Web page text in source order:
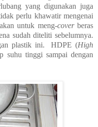
yang digunakan juga
perlu khawatir mengenai
untuk meng-coverberas
sudah diteliti sebelumnya.
plastik ini. HDPE (High
suhu tinggi sampai dengan